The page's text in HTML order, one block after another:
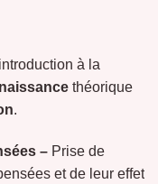
à la
théorique
.
–Prise de
et de leur effet